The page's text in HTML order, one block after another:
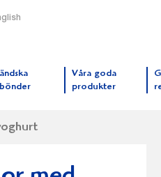
Våra goda
produkter